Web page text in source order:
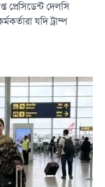
প্রেসিডেন্ট দেলসি
যদি ট্রাম্প